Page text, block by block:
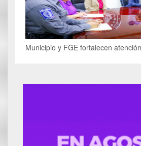
Municipio y FGE fortalecen